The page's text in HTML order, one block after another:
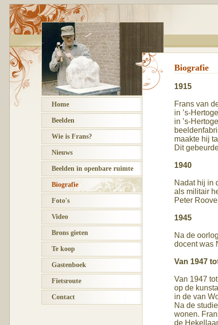
Home
Beelden
Wie is Frans?
Nieuws
Beelden in openbare ruimte
Biografie
Foto's
Video
Brons gieten
Te koop
Gastenboek
Fietsroute
Contact
Biografie
1915
Frans van
in ’s-
in ’s-
maakte hij
Dit
1940
Nadat hij in
als militair
Peter
1945
Na de
docent was
Van 1947
Van 1947
op de
in de van
Na de
wonen.
de